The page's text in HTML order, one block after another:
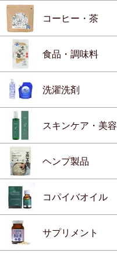
コーヒー・茶
食品・調味料
洗濯洗剤
スキンケア・美容
ヘンプ製品
コパイバオイル
サプリメント